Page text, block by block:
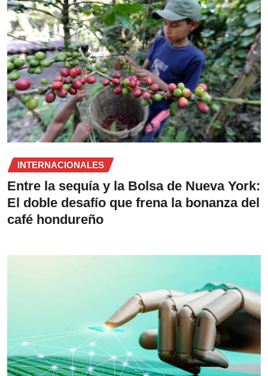
INTERNACIONALES
Entre la sequía y la Bolsa de Nueva York:
El doble desafío que frena la bonanza del
café hondureño